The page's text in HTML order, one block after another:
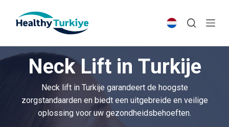
p
Neck Lift in Turkije
Neck lift in Turkije garandeert de hoogste
zorgstandaarden en biedt een uitgebreide en veilige
oplossing voor uw gezondheidsbehoeften.